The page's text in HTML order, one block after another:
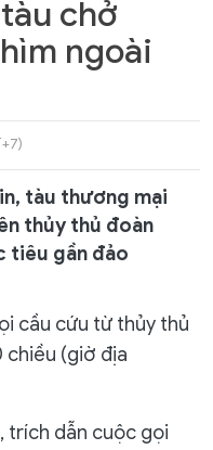
chở
ngoài
tàu thương mại
thủy thủ đoàn
tiêu gần đảo
cầu cứu từ thủy thủ
chiều (giờ địa
trích dẫn cuộc gọi